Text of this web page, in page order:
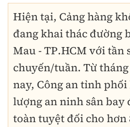
Hiện tại, Cảng hàng
đang khai thác đường
Mau - TP.HCM với tần
chuyến/tuần. Từ tháng
nay, Công an tỉnh
lượng an ninh sân bay
toàn tuyệt đối cho hơn